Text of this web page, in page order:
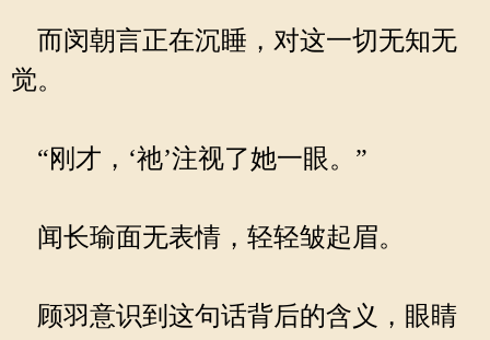
而闵朝言正在沉睡，对这一切无知无
觉。
“刚才，‘祂’注视了她一眼。”
闻长瑜面无表情，轻轻皱起眉。
顾羽意识到这句话背后的含义，眼睛